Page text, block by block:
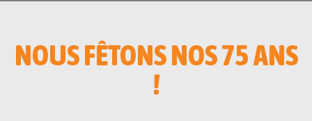
NOUS FÊTONS NOS 75 ANS
!